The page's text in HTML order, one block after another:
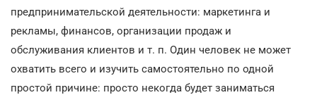
предпринимательской деятельности: маркетинга и
рекламы, финансов, организации продаж и
обслуживания клиентов и т. п. Один человек не может
охватить всего и изучить самостоятельно по одной
простой причине: просто некогда будет заниматься